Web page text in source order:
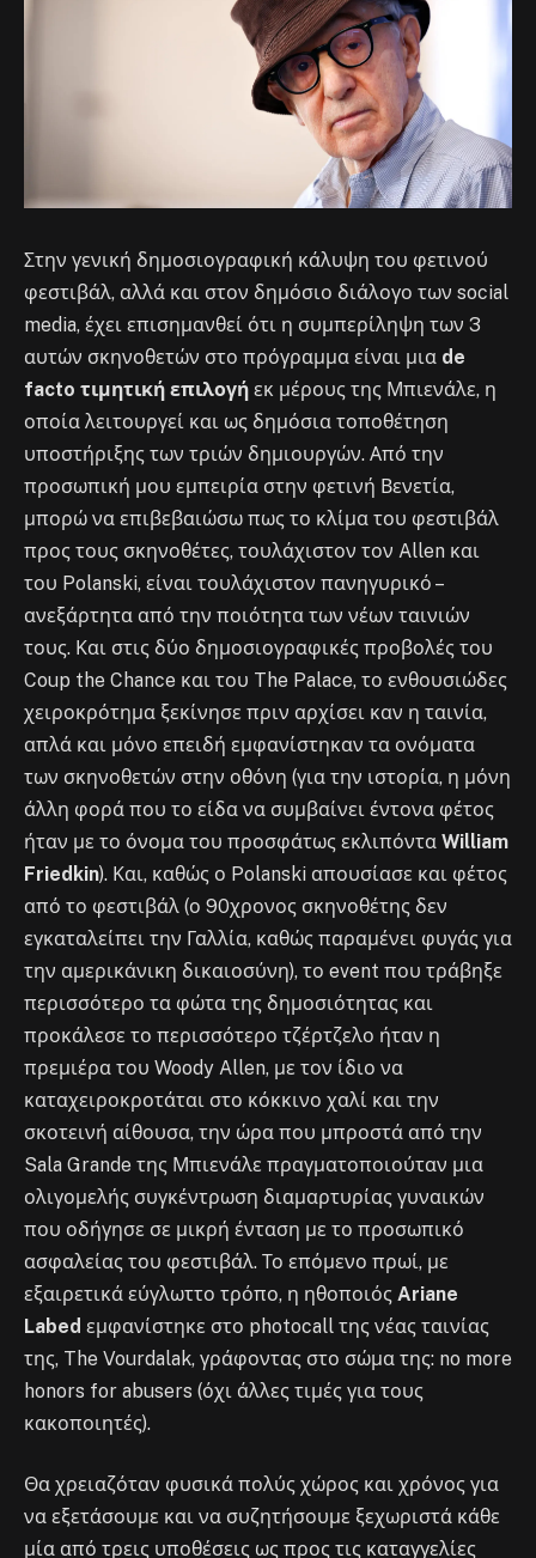
Στην γενική δημοσιογραφική κάλυψη του φετινού
φεστιβάλ, αλλά και στον δημόσιο διάλογο των social
media, έχει επισημανθεί ότι η συμπερίληψη των 3
αυτών σκηνοθετών στο πρόγραμμα είναι μια de
facto τιμητική επιλογή εκ μέρους της Μπιενάλε, η
οποία λειτουργεί και ως δημόσια τοποθέτηση
υποστήριξης των τριών δημιουργών. Από την
προσωπική μου εμπειρία στην φετινή Βενετία,
μπορώ να επιβεβαιώσω πως το κλίμα του φεστιβάλ
προς τους σκηνοθέτες, τουλάχιστον τον Allen και
του Polanski, είναι τουλάχιστον πανηγυρικό –
ανεξάρτητα από την ποιότητα των νέων ταινιών
τους. Και στις δύο δημοσιογραφικές προβολές του
Coup the Chance και του The Palace, το ενθουσιώδες
χειροκρότημα ξεκίνησε πριν αρχίσει καν η ταινία,
απλά και μόνο επειδή εμφανίστηκαν τα ονόματα
των σκηνοθετών στην οθόνη (για την ιστορία, η μόνη
άλλη φορά που το είδα να συμβαίνει έντονα φέτος
ήταν με το όνομα του προσφάτως εκλιπόντα William
Friedkin). Και, καθώς ο Polanski απουσίασε και φέτος
από το φεστιβάλ (ο 90χρονος σκηνοθέτης δεν
εγκαταλείπει την Γαλλία, καθώς παραμένει φυγάς για
την αμερικάνικη δικαιοσύνη), το event που τράβηξε
περισσότερο τα φώτα της δημοσιότητας και
προκάλεσε το περισσότερο τζέρτζελο ήταν η
πρεμιέρα του Woody Allen, με τον ίδιο να
καταχειροκροτάται στο κόκκινο χαλί και την
σκοτεινή αίθουσα, την ώρα που μπροστά από την
Sala Grande της Μπιενάλε πραγματοποιούταν μια
ολιγομελής συγκέντρωση διαμαρτυρίας γυναικών
που οδήγησε σε μικρή ένταση με το προσωπικό
ασφαλείας του φεστιβάλ. Το επόμενο πρωί, με
εξαιρετικά εύγλωττο τρόπο, η ηθοποιός Ariane
Labed εμφανίστηκε στο photocall της νέας ταινίας
της, The Vourdalak, γράφοντας στο σώμα της: no more
honors for abusers (όχι άλλες τιμές για τους
κακοποιητές).
Θα χρειαζόταν φυσικά πολύς χώρος και χρόνος για
να εξετάσουμε και να συζητήσουμε ξεχωριστά κάθε
μία από τρεις υποθέσεις ως προς τις καταγγελίες